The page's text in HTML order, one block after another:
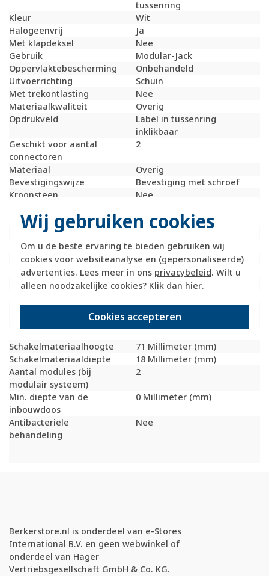
Wij gebruiken cookies
Om u de beste ervaring te bieden gebruiken wij
cookies voor websiteanalyse en (gepersonaliseerde)
advertenties. Lees meer in ons privacybeleid. Wilt u
alleen noodzakelijke cookies? Klik dan hier.
Cookies accepteren
tussenring
Kleur
Wit
Halogeenvrij
Ja
Met klapdeksel
Nee
Gebruik
Modular-Jack
Oppervlaktebescherming
Onbehandeld
Uitvoerrichting
Schuin
Met trekontlasting
Nee
Materiaalkwaliteit
Overig
Opdrukveld
Label in tussenring
inklikbaar
Geschikt voor aantal
connectoren
2
Materiaal
Overig
Bevestigingswijze
Bevestiging met schroef
Kroonsteen
Nee
(vergelijkbaar)
Met stofbescherming
Met opdruk
Nee
Incl. connectoren
Nee
Draagring
Ja
Transparant
Nee
beschermingsgraad (IP)
Schakelmateriaalhoogte
71 Millimeter (mm)
Schakelmateriaaldiepte
18 Millimeter (mm)
Aantal modules (bij
modulair systeem)
2
Min. diepte van de
inbouwdoos
0 Millimeter (mm)
Antibacteriële
behandeling
Nee
Berkerstore.nl is onderdeel van e-Stores
International B.V. en geen webwinkel of
onderdeel van Hager
Vertriebsgesellschaft GmbH & Co. KG.